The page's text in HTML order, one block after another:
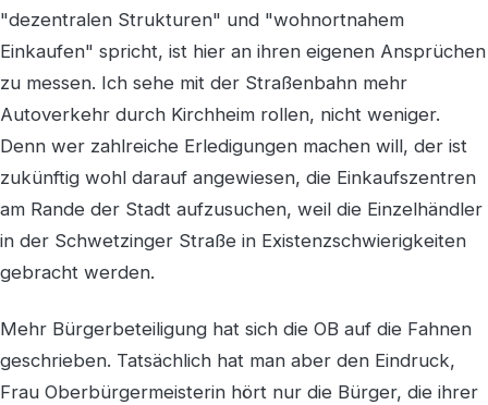
"dezentralen Strukturen" und "wohnortnahem
Einkaufen" spricht, ist hier an ihren eigenen Ansprüchen
zu messen. Ich sehe mit der Straßenbahn mehr
Autoverkehr durch Kirchheim rollen, nicht weniger.
Denn wer zahlreiche Erledigungen machen will, der ist
zukünftig wohl darauf angewiesen, die Einkaufszentren
am Rande der Stadt aufzusuchen, weil die Einzelhändler
in der Schwetzinger Straße in Existenzschwierigkeiten
gebracht werden.
Mehr Bürgerbeteiligung hat sich die OB auf die Fahnen
geschrieben. Tatsächlich hat man aber den Eindruck,
Frau Oberbürgermeisterin hört nur die Bürger, die ihrer